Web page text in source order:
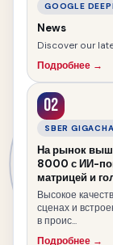
GOOGLE
News
Discover our
Подробнее →
02
SBER
На рынок
8000 с ИИ-
матрицей и
Высокое
сценах и
в проис...
Подробнее →